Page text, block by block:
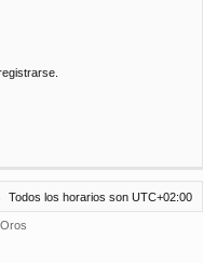
Todos los horarios son UTC+02:00